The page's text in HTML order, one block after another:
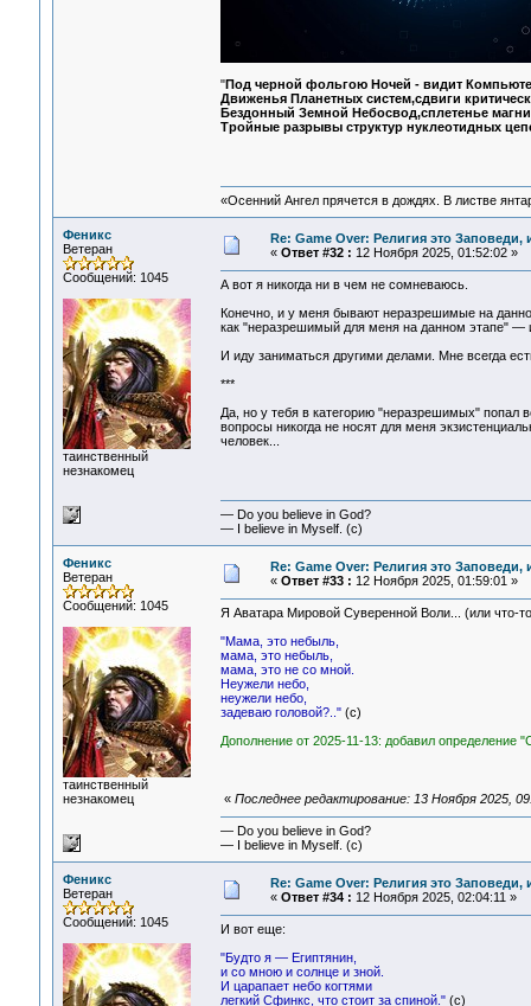
"Под черной фольгою Ночей - видит
Движенья Планетных систем,сдвиги
Бездонный Земной Небосвод,сплетенье
Тройные разрывы структур нуклеотидных
«Осенний Ангел прячется в дождях. В листве
Феникс
Ветеран
Сообщений: 1045
таинственный
незнакомец
Re: Game Over: Религия это Заповеди,
« Ответ #32 : 12 Ноября 2025, 01:52:02 »
А вот я никогда ни в чем не сомневаюсь.
Конечно, и у меня бывают неразрешимые на
как "неразрешимый для меня на данном этапе" —
И иду заниматься другими делами. Мне всегда
***
Да, но у тебя в категорию "неразрешимых" попал
вопросы никогда не носят для меня
человек...
— Do you believe in God?
— I believe in Myself. (c)
Феникс
Ветеран
Сообщений: 1045
таинственный
незнакомец
Re: Game Over: Религия это Заповеди,
« Ответ #33 : 12 Ноября 2025, 01:59:01 »
Я Аватара Мировой Суверенной Воли... (или что-
"Мама, это небыль,
мама, это небыль,
мама, это не со мной.
Неужели небо,
неужели небо,
задеваю головой?.."(c)
Дополнение от 2025-11-13: добавил определение
« Последнее редактирование: 13 Ноября 2025,
— Do you believe in God?
— I believe in Myself. (c)
Феникс
Ветеран
Сообщений: 1045
Re: Game Over: Религия это Заповеди,
« Ответ #34 : 12 Ноября 2025, 02:04:11 »
И вот еще:
"Будто я — Египтянин,
и со мною и солнце и зной.
И царапает небо когтями
легкий Сфинкс, что стоит за спиной."(c)